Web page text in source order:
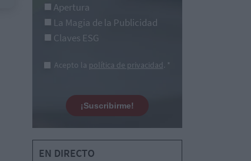
Apertura
La Magia de la Publicidad
Claves ESG
Acepto la política de privacidad. *
¡Suscribirme!
EN DIRECTO